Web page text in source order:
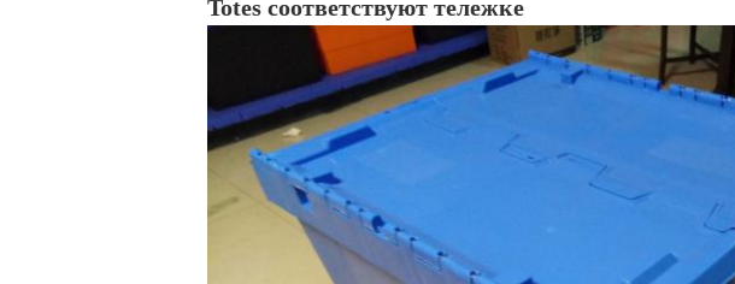
Totes соответствуют тележке